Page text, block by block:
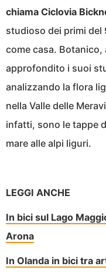
chiama Ciclovia
studioso dei primi del
come casa.
approfondito i suoi
analizzando la flora
nella Valle delle
infatti, sono le tappe
mare alle alpi liguri.
LEGGI ANCHE
In bici sul Lago
Arona
In Olanda in bici tra